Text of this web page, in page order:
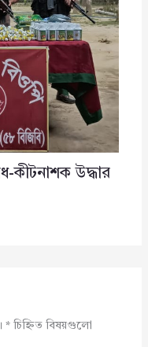
কীটনাশক উদ্ধার
*চিহ্নিত বিষয়গুলো